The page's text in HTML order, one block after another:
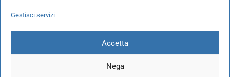
Gestisci servizi
Accetta
Nega
Cookie Policy